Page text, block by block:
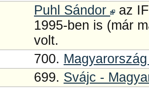
Puhl Sándor
az
1995-ben is (már
volt.
700.
699. Svájc -